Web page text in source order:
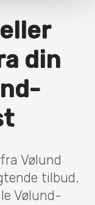
din
Vølund
tilbud.
Vølund-